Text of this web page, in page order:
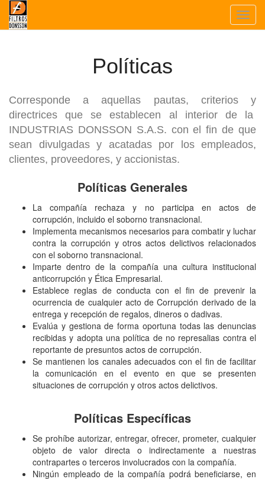
Políticas
Corresponde a aquellas pautas, criterios y
directrices que se establecen al interior de la
INDUSTRIAS DONSSON S.A.S. con el fin de que
sean divulgadas y acatadas por los empleados,
clientes, proveedores, y accionistas.
Políticas Generales
La compañía rechaza y no participa en actos de
corrupción, incluido el soborno transnacional.
Implementa mecanismos necesarios para combatir y luchar
contra la corrupción y otros actos delictivos relacionados
con el soborno transnacional.
Imparte dentro de la compañía una cultura institucional
anticorrupción y Ética Empresarial.
Establece reglas de conducta con el fin de prevenir la
ocurrencia de cualquier acto de Corrupción derivado de la
entrega y recepción de regalos, dineros o dadivas.
Evalúa y gestiona de forma oportuna todas las denuncias
recibidas y adopta una política de no represalias contra el
reportante de presuntos actos de corrupción.
Se mantienen los canales adecuados con el fin de facilitar
la comunicación en el evento en que se presenten
situaciones de corrupción y otros actos delictivos.
Políticas Específicas
Se prohíbe autorizar, entregar, ofrecer, prometer, cualquier
objeto de valor directa o indirectamente a nuestras
contrapartes o terceros involucrados con la compañía.
Ningún empleado de la compañía podrá beneficiarse, en